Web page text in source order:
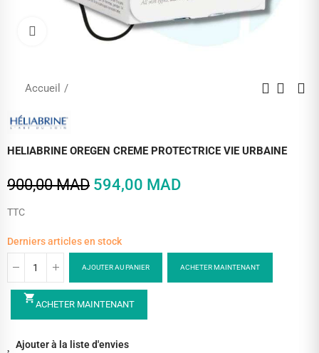
Cliquez pour agrandir
Accueil
HELIABRINE OREGEN CREME PROTECTRICE VIE URBAINE
900,00 MAD 594,00 MAD
TTC
Derniers articles en stock
AJOUTER AU PANIER ACHETER MAINTENANT
shopping_cartACHETER MAINTENANT
Ajouter à la liste d'envies